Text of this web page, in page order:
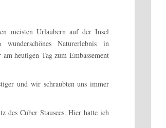
meisten Urlaubern auf der Insel
Naturerlebnis in
heutigen Tag zum Embassement
und wir schraubten uns immer
des Cuber Stausees. Hier hatte ich